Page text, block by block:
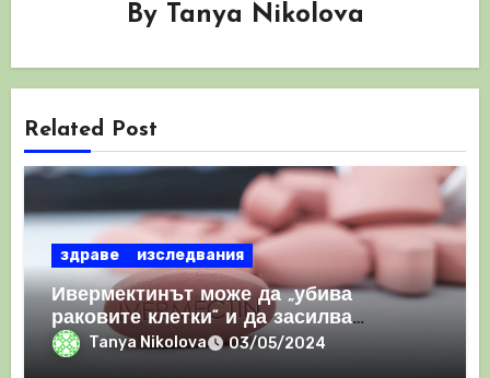
By Tanya Nikolova
Related Post
здраве изследвания
Ивермектинът може да „убива
раковите клетки“ и да засилва
имунния отговор
Tanya Nikolova 03/05/2024